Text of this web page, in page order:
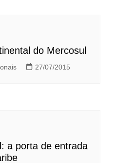
do Mercosul
27/07/2015
a porta de entrada